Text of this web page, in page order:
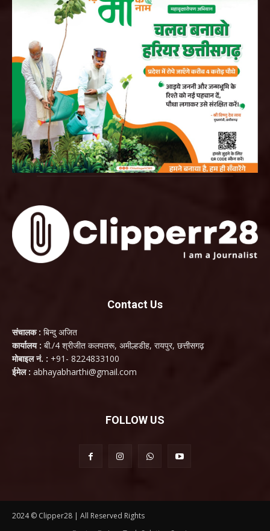
Contact Us
संचालक : बिन्दु अजित
कार्यालय : बी./4 श्रीजीत कलपतरू, अमील्हडीह, रायपुर, छत्तीसगढ़
मोबाइल नं. : +91- 8224833100
ईमेल : abhayabharthi@gmail.com
FOLLOW US
2024 © Clipper28 | All Reserved Rights